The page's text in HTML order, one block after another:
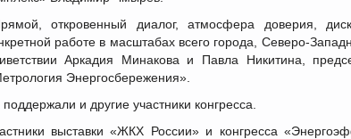
откровенный диалог, атмосфера доверия,
работе в масштабах всего города, Северо-
Аркадия Минакова и Павла Никитина,
Энергосбережения».
и другие участники конгресса.
выставки «ЖКХ России» и конгресса